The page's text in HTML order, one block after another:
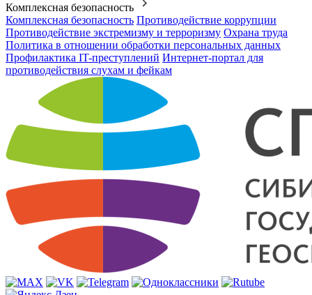
Комплексная безопасность
Комплексная безопасность Противодействие коррупции
Противодействие экстремизму и терроризму Охрана труда
Политика в отношении обработки персональных данных
Профилактика IT-преступлений Интернет-портал для
противодействия слухам и фейкам